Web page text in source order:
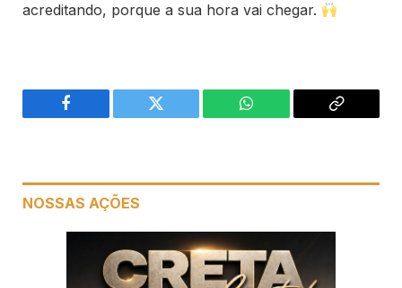
acreditando, porque a sua hora vai chegar.
Facebook Twitter WhatsApp
Copiar
NOSSAS AÇÕES